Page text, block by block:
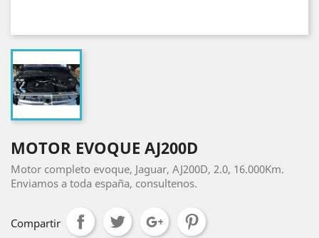
MOTOR EVOQUE AJ200D
Motor completo evoque, Jaguar, AJ200D, 2.0, 16.000Km.
Enviamos a toda españa, consultenos.
Compartir